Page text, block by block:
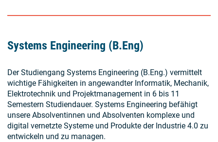
Systems Engineering (B.Eng)
Der Studiengang Systems Engineering (B.Eng.) vermittelt
wichtige Fähigkeiten in angewandter Informatik, Mechanik,
Elektrotechnik und Projektmanagement in 6 bis 11
Semestern Studiendauer. Systems Engineering befähigt
unsere Absolventinnen und Absolventen komplexe und
digital vernetzte Systeme und Produkte der Industrie 4.0 zu
entwickeln und zu managen.